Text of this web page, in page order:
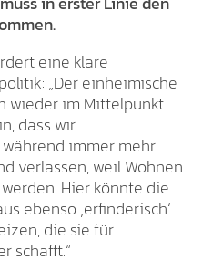
eine klare
„Der einheimische
wieder im Mittelpunkt
dass wir
immer mehr
verlassen, weil Wohnen
Hier könnte die
ebenso ‚erfinderisch‘
die sie für
schafft.“